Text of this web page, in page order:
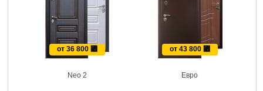
от 36 800 ⃏
Neo 2
от 43 800 ⃏
Евро